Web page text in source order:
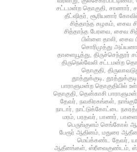
சட்டமன்ற தொகுதி, சாணார்,
தீட்ஷிதர், சூரியனார்
சித்தாந்த கழகம், சைவ
சித்தாந்த பேரவை, சைவ
பிள்ளை தாலி, சைவ
சொரிமுத்து
தாளையூத்து, திருச்செந்தூர்
திருநெல்வேலி சட்டமன்ற
தொகுதி,
தூத்துக்குடி,
பாராளுமன்ற தொகுதியில்
தொகுதி, தென்காசி
தேவர், நவகிரகங்கள்,
நாடார், நாட்டுக்கோட்டை
மரம், பரதவர், பாணர்,
பெருங்குளம் செங்கோல்
பேரூர் ஆதினம், மதுரை
மெய்க்கண்ட தேவர்,
ஆதீனங்கள், ஸ்ரீவைகுண்டம்,